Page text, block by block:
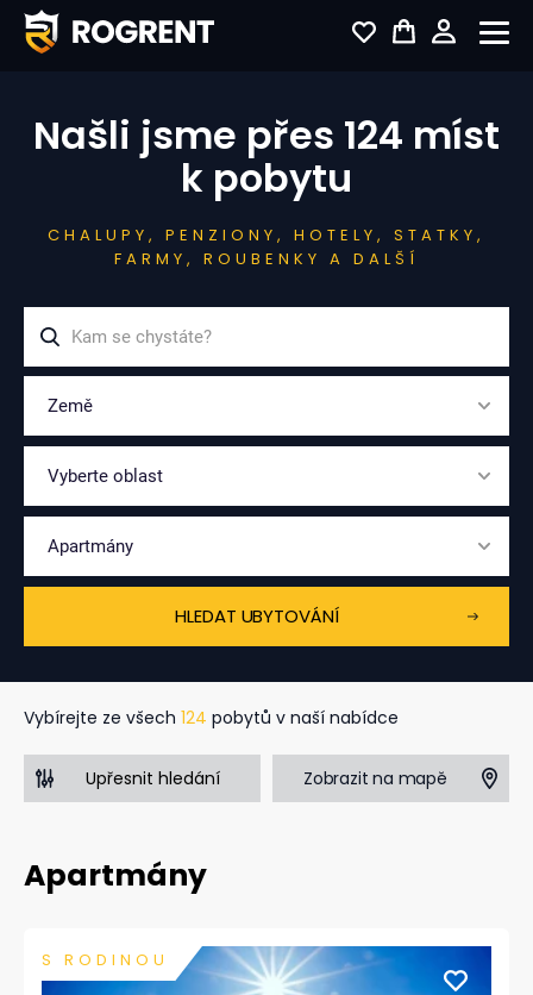
Našli jsme přes 124 míst
k pobytu
CHALUPY, PENZIONY, HOTELY, STATKY,
FARMY, ROUBENKY A DALŠÍ
Země
Vyberte oblast
Apartmány
HLEDAT UBYTOVÁNÍ
Vybírejte ze všech 124 pobytů v naší nabídce
Upřesnit hledání Zobrazit na mapě
Apartmány
S RODINOU